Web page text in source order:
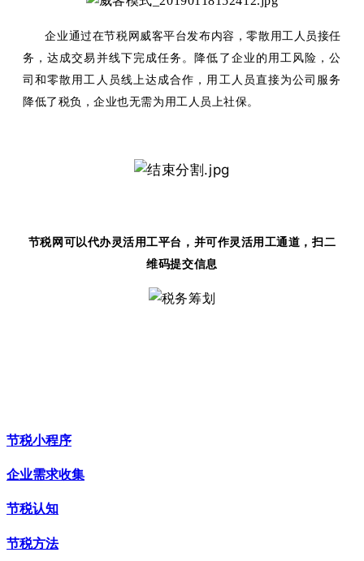
企业通过在节税网威客平台发布内容，零散用工人员接任
务，达成交易并线下完成任务。降低了企业的用工风险，公
司和零散用工人员线上达成合作，用工人员直接为公司服务
降低了税负，企业也无需为用工人员上社保。
节税网可以代办灵活用工平台，并可作灵活用工通道，扫二
维码提交信息
节税小程序
企业需求收集
节税认知
节税方法